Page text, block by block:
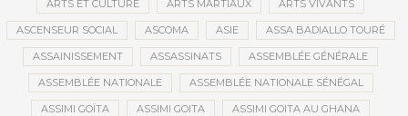
ARTS ET CULTURE ARTS MARTIAUX ARTS VIVANTS
ASCENSEUR SOCIAL ASCOMA ASIE ASSA BADIALLO TOURÉ
ASSAINISSEMENT ASSASSINATS ASSEMBLÉE GÉNÉRALE
ASSEMBLÉE NATIONALE ASSEMBLÉE NATIONALE SÉNÉGAL
ASSIMI GOÏTA ASSIMI GOITA ASSIMI GOITA AU GHANA